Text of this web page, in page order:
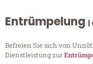
Entrümpelung |
Befreien Sie sich von
Dienstleistung zur